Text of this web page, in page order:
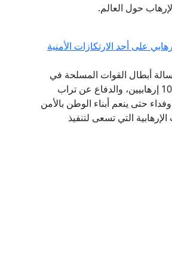
حول العالم.
على أحد الارتكازات الأمنية
أبطال القوات المسلحة في
إحباط هجوم إرهابي على أحد الارتكازات الأمنية بشمال سيناء والقضاء على 10 إرهابيين، والدفاع عن تراب
حتى ينعم أبناء الوطن بالأمن
التي تسعى لتنفيذ